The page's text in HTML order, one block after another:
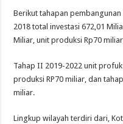
Berikut tahapan
2018 total investasi 672,01
Miliar, unit produksi Rp70
Tahap II 2019-2022 unit
produksi RP70 miliar, dan
miliar.
Lingkup wilayah terdiri dari,